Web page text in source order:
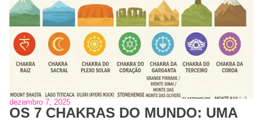
dezembro 7, 2025
OS 7 CHAKRAS DO MUNDO: UMA